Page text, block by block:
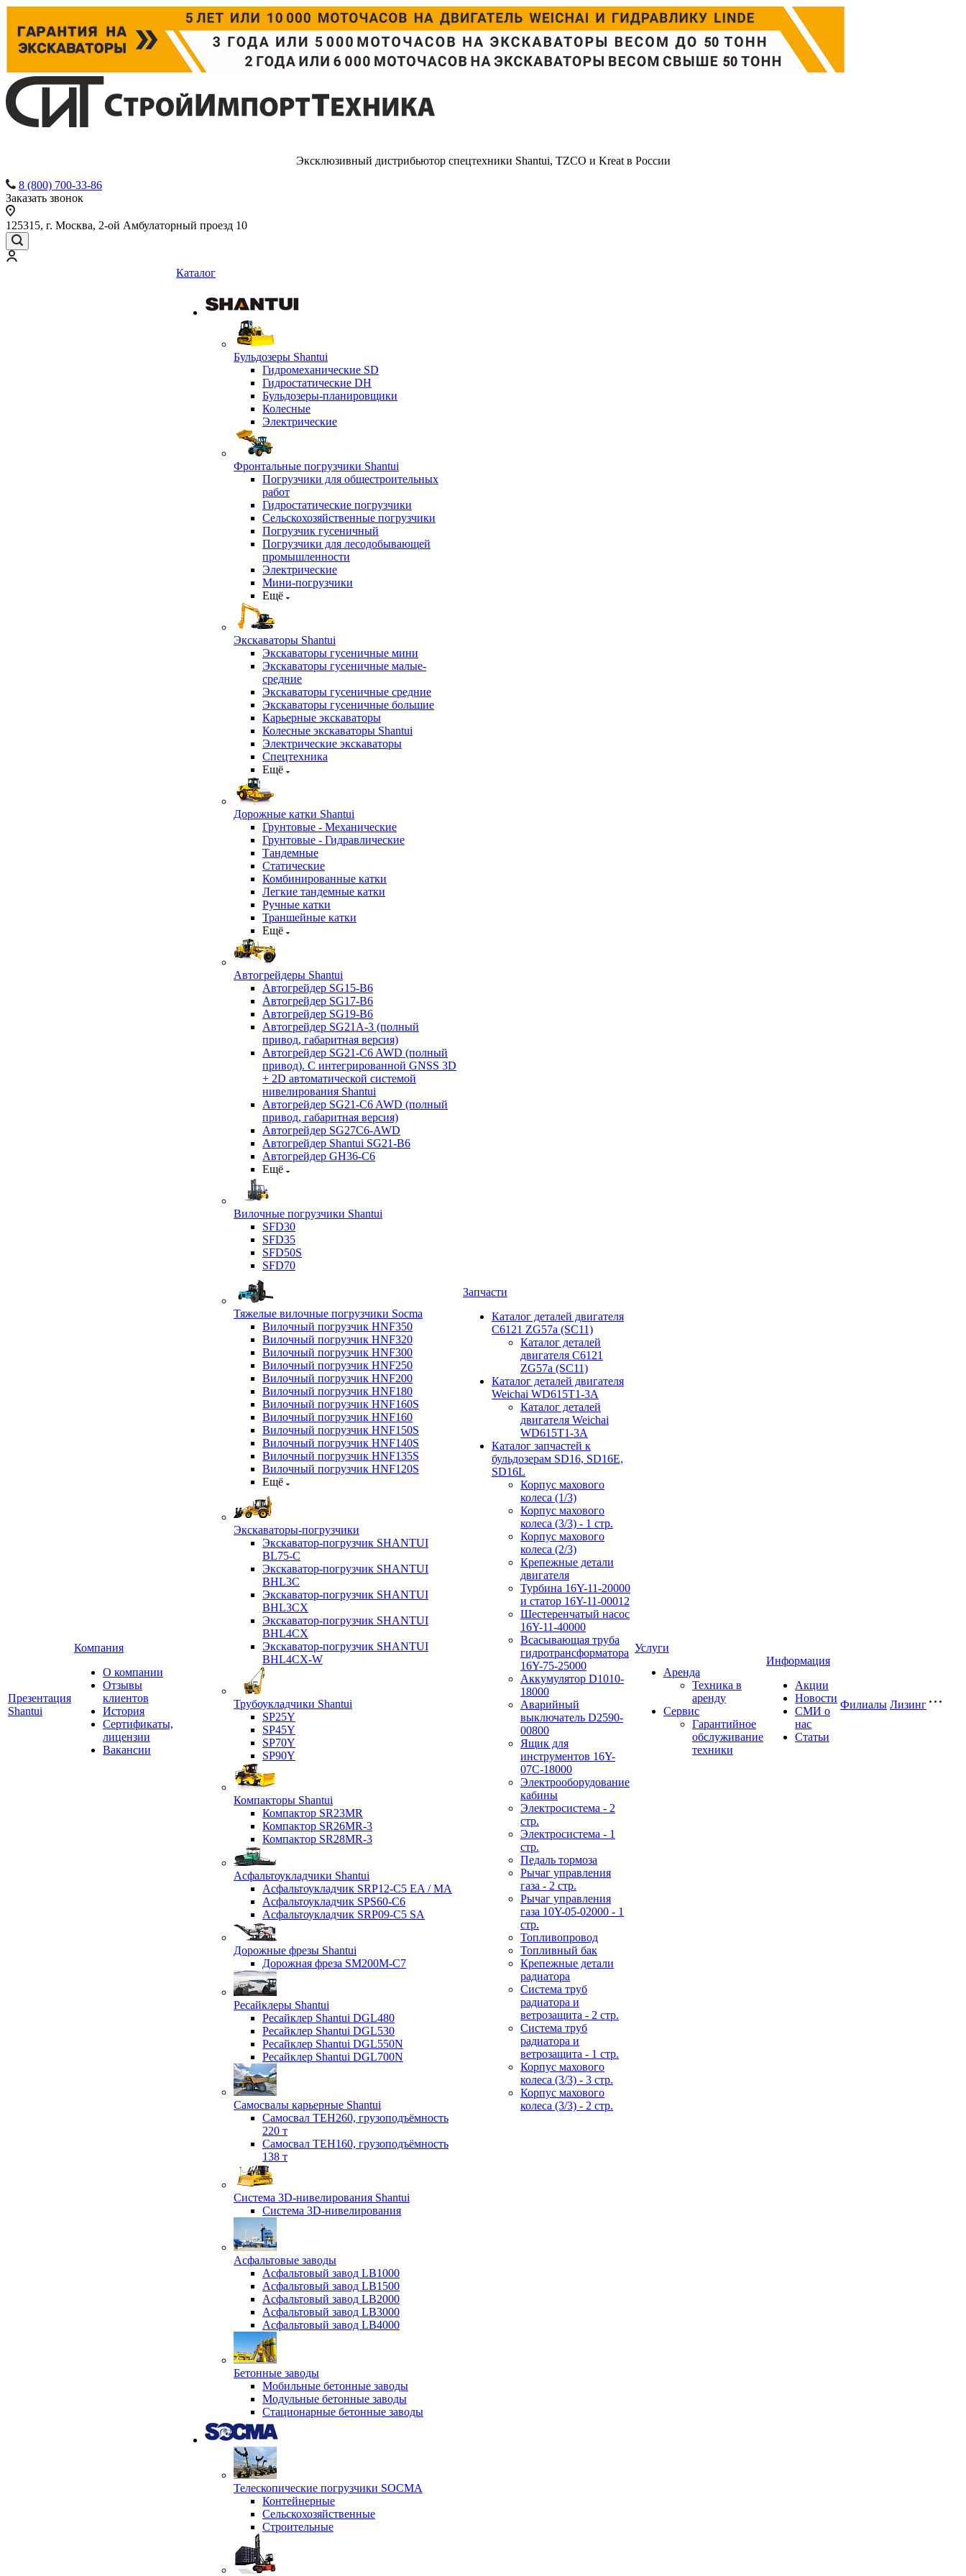
Эксклюзивный дистрибьютор спецтехники Shantui, TZCO и Kreat в России
8 (800) 700-33-86
Заказать звонок
125315, г. Москва, 2-ой Амбулаторный проезд 10
Презентация
Shantui
Компания
О компании
Отзывы
клиентов
История
Сертификаты,
лицензии
Вакансии
Каталог
Бульдозеры Shantui
Гидромеханические SD
Гидростатические DH
Бульдозеры-планировщики
Колесные
Электрические
Фронтальные погрузчики Shantui
Погрузчики для общестроительных
работ
Гидростатические погрузчики
Сельскохозяйственные погрузчики
Погрузчик гусеничный
Погрузчики для лесодобывающей
промышленности
Электрические
Мини-погрузчики
Ещё
Экскаваторы Shantui
Экскаваторы гусеничные мини
Экскаваторы гусеничные малые-
средние
Экскаваторы гусеничные средние
Экскаваторы гусеничные большие
Карьерные экскаваторы
Колесные экскаваторы Shantui
Электрические экскаваторы
Спецтехника
Ещё
Дорожные катки Shantui
Грунтовые - Механические
Грунтовые - Гидравлические
Тандемные
Статические
Комбинированные катки
Легкие тандемные катки
Ручные катки
Траншейные катки
Ещё
Автогрейдеры Shantui
Автогрейдер SG15-B6
Автогрейдер SG17-B6
Автогрейдер SG19-B6
Автогрейдер SG21А-3 (полный
привод, габаритная версия)
Автогрейдер SG21-C6 AWD (полный
привод). С интегрированной GNSS 3D
+ 2D автоматической системой
нивелирования Shantui
Автогрейдер SG21-C6 AWD (полный
привод, габаритная версия)
Автогрейдер SG27C6-AWD
Автогрейдер Shantui SG21-B6
Автогрейдер GH36-C6
Ещё
Вилочные погрузчики Shantui
SFD30
SFD35
SFD50S
SFD70
Тяжелые вилочные погрузчики Socma
Вилочный погрузчик HNF350
Вилочный погрузчик HNF320
Вилочный погрузчик HNF300
Вилочный погрузчик HNF250
Вилочный погрузчик HNF200
Вилочный погрузчик HNF180
Вилочный погрузчик HNF160S
Вилочный погрузчик HNF160
Вилочный погрузчик HNF150S
Вилочный погрузчик HNF140S
Вилочный погрузчик HNF135S
Вилочный погрузчик HNF120S
Ещё
Экскаваторы-погрузчики
Экскаватор-погрузчик SHANTUI
BL75-C
Экскаватор-погрузчик SHANTUI
BHL3C
Экскаватор-погрузчик SHANTUI
BHL3CX
Экскаватор-погрузчик SHANTUI
BHL4CX
Экскаватор-погрузчик SHANTUI
BHL4CX-W
Трубоукладчики Shantui
SP25Y
SP45Y
SP70Y
SP90Y
Компакторы Shantui
Компактор SR23MR
Компактор SR26MR-3
Компактор SR28MR-3
Асфальтоукладчики Shantui
Асфальтоукладчик SRP12-C5 EA / МА
Асфальтоукладчик SPS60-C6
Асфальтоукладчик SRP09-C5 SA
Дорожные фрезы Shantui
Дорожная фреза SM200M-C7
Ресайклеры Shantui
Ресайклер Shantui DGL480
Ресайклер Shantui DGL530
Ресайклер Shantui DGL550N
Ресайклер Shantui DGL700N
Самосвалы карьерные Shantui
Самосвал TEH260, грузоподъёмность
220 т
Самосвал TEH160, грузоподъёмность
138 т
Система 3D-нивелирования Shantui
Система 3D-нивелирования
Асфальтовые заводы
Асфальтовый завод LB1000
Асфальтовый завод LB1500
Асфальтовый завод LB2000
Асфальтовый завод LB3000
Асфальтовый завод LB4000
Бетонные заводы
Мобильные бетонные заводы
Модульные бетонные заводы
Стационарные бетонные заводы
Телескопические погрузчики SOCMA
Контейнерные
Сельскохозяйственные
Строительные
Запчасти
Каталог деталей двигателя
C6121 ZG57a (SC11)
Каталог деталей
двигателя C6121
ZG57a (SC11)
Каталог деталей двигателя
Weichai WD615T1-3A
Каталог деталей
двигателя Weichai
WD615T1-3A
Каталог запчастей к
бульдозерам SD16, SD16E,
SD16L
Корпус махового
колеса (1/3)
Корпус махового
колеса (3/3) - 1 стр.
Корпус махового
колеса (2/3)
Крепежные детали
двигателя
Турбина 16Y-11-20000
и статор 16Y-11-00012
Шестеренчатый насос
16Y-11-40000
Всасывающая труба
гидротрансформатора
16Y-75-25000
Аккумулятор D1010-
18000
Аварийный
выключатель D2590-
00800
Ящик для
инструментов 16Y-
07С-18000
Электрооборудование
кабины
Электросистема - 2
стр.
Электросистема - 1
стр.
Педаль тормоза
Рычаг управления
газа - 2 стр.
Рычаг управления
газа 10Y-05-02000 - 1
стр.
Топливопровод
Топливный бак
Крепежные детали
радиатора
Система труб
радиатора и
ветрозащита - 2 стр.
Система труб
радиатора и
ветрозащита - 1 стр.
Корпус махового
колеса (3/3) - 3 стр.
Корпус махового
колеса (3/3) - 2 стр.
Услуги
Аренда
Техника в
аренду
Сервис
Гарантийное
обслуживание
техники
Информация
Акции
Новости
СМИ о
нас
Статьи
Филиалы Лизинг